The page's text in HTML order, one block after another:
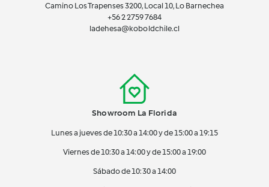
Camino Los Trapenses 3200, Local 10, Lo Barnechea
+56 22759 7684
ladehesa@koboldchile.cl
Showroom La Florida
Lunes a jueves de 10:30 a 14:00 y de 15:00 a 19:15
Viernes de 10:30 a 14:00 y de 15:00 a 19:00
Sábado de 10:30 a 14:00